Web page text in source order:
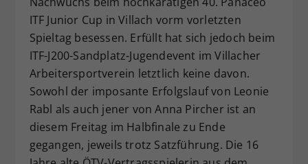
ITF Junior Cup in Villach vorm vorletzten
Spieltag besessen. Erfüllt hat sich jedoch beim
ITF-J200-Sandplatz-Jugendevent im Villacher
Arbeitersportverein letztlich keine davon.
Sowohl der imposante Erfolgslauf von Leonie
Rabl als auch jener von Anna Pircher ist an
diesem Freitag im Halbfinale zu Ende
gegangen, jeweils trotz Satzführung. Die 16
Zweck
Dieser Wert speichert Ihre Consent-
Einstellungen. Unter anderem eine
zufällig generierte ID, für die
historische Speicherung Ihrer
vorgenommen Einstellungen, falls der
Webseiten-Betreiber dies eingestellt
hat.